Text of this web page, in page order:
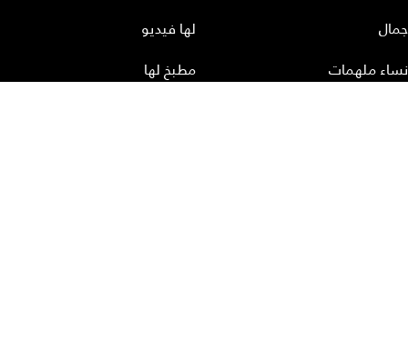
جمال
نساء ملهمات
لها فيديو
مطبخ لها